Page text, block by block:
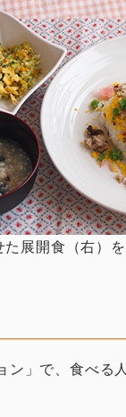
展開食（右）を
」で、食べる